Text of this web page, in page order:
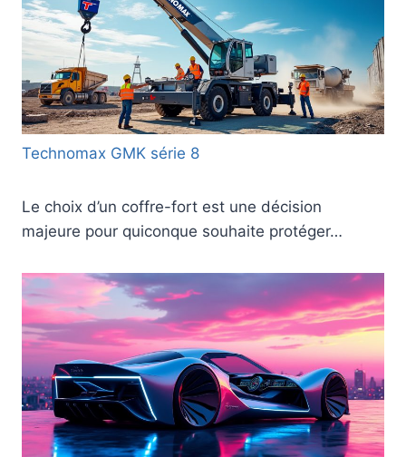
Technomax GMK série 8
Le choix d’un coffre-fort est une décision
majeure pour quiconque souhaite protéger…